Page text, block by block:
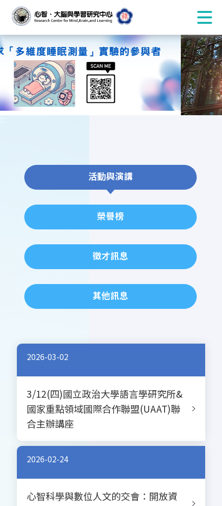
:::
活動與演講
榮譽榜
徵才訊息
其他訊息
2026-03-02
3/12(四)國立政治大學語言學研究所&
國家重點領域國際合作聯盟(UAAT)聯
合主辦講座
2026-02-24
心智科學與數位人文的交會：開放資